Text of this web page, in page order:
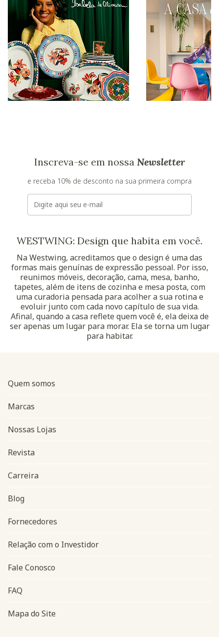
Inscreva-se em nossa Newsletter
e receba 10% de desconto na sua primeira compra
E-mail
WESTWING: Design que habita em você.
Na Westwing, acreditamos que o design é uma das
formas mais genuínas de expressão pessoal. Por isso,
reunimos móveis, decoração, cama, mesa, banho,
tapetes, além de itens de cozinha e mesa posta, com
uma curadoria pensada para acolher a sua rotina e
evoluir junto com cada novo capítulo de sua vida.
Afinal, quando a casa reflete quem você é, ela deixa de
ser apenas um lugar para morar. Ela se torna um lugar
para habitar.
Navegação do rodapé
Quem somos
Marcas
Nossas Lojas
Revista
Carreira
Blog
Fornecedores
Relação com o Investidor
Fale Conosco
FAQ
Mapa do Site